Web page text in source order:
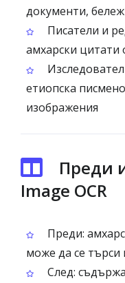
документи,
Писатели и
амхарски цитати
етиопска
изображения
Преди
Image OCR
Преди:
може да се
След: